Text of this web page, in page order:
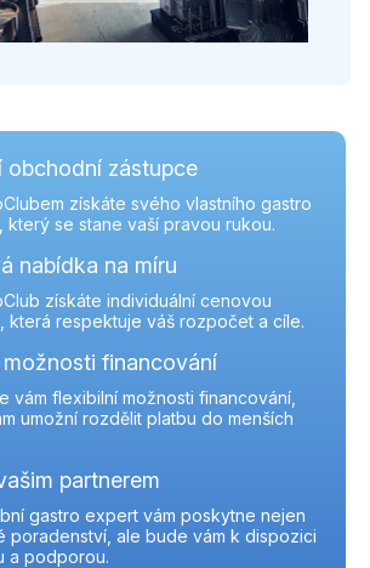
obchodní zástupce
získáte svého vlastního gastro
který se stane vaší pravou rukou.
nabídka na míru
získáte individuální cenovou
která respektuje váš rozpočet a cíle.
možnosti financování
vám flexibilní možnosti financování,
umožní rozdělit platbu do menších
partnerem
gastro expert vám poskytne nejen
poradenství, ale bude vám k dispozici
a podporou.